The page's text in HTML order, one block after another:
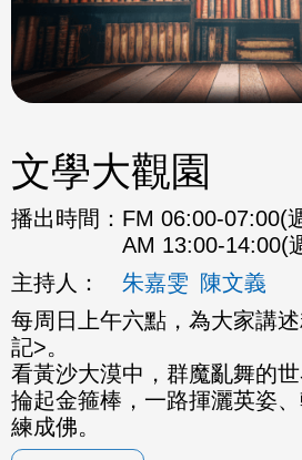
文學大觀園
播出時間： FM 06:00-07:00(
AM 13:00-14:00(
主持人：
朱嘉雯 陳文義
每周日上午六點，為大家講
記>。
看黃沙大漠中，群魔亂舞的
掄起金箍棒，一路揮灑英姿
練成佛。